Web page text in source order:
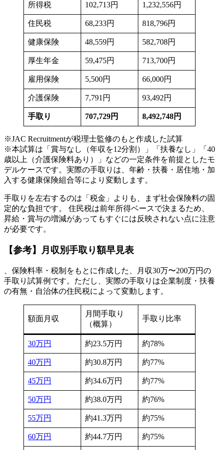
所得税 102,713円 1,232,556円
住民税 68,233円 818,796円
健康保険 48,559円 582,708円
厚生年金 59,475円 713,700円
雇用保険 5,500円 66,000円
介護保険 7,791円 93,492円
手取り 707,729円 8,492,748円
※JAC Recruitmentが税理士監修のもと作成した試算
※本試算は「賞与なし（年収を12分割）」「扶養なし」「40
歳以上（介護保険料あり）」などの一定条件を前提としたモ
デルケースです。実際の手取りは、年齢・扶養・居住地・加
入する健康保険組合等により変動します。
手取りを左右するのは「税金」よりも、まず社会保険料の固
定的な負担です。 住民税は前年所得ベースで決まるため、
昇給・賞与の増減があってもすぐには反映されない点に注意
が必要です。
【参考】月収別手取り額早見表
、保険料率・税制をもとに作成した、月収30万〜200万円の
手取り試算例です。ただし、実際の手取りは企業制度・扶養
の有無・自治体の住民税によって変動します。
額面月収
月間手取り
（概算）
手取り比率
30万円 約23.5万円 約78%
40万円 約30.8万円 約77%
45万円 約34.6万円 約77%
50万円 約38.0万円 約76%
55万円 約41.3万円 約75%
60万円 約44.7万円 約75%